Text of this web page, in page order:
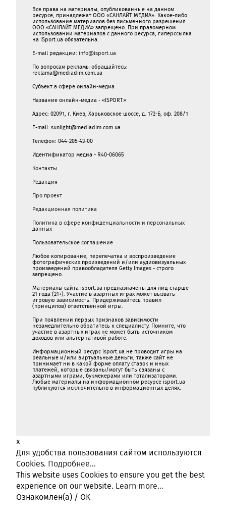
Все права на материалы, опубликованные на данном
ресурсе, принадлежат ООО «САНЛАЙТ МЕДИА». Какое-либо
использование материалов без письменного разрешения
ООО «САНЛАЙТ МЕДИА» запрещено. При правомерном
использовании материалов с данного ресурса, гиперссылка
на iSport.ua обязательна.
E-mail редакции: info@isport.ua
По вопросам рекламы обращайтесь:
reklama@mediadim.com.ua
Субъект в сфере онлайн-медиа
Название онлайн-медиа - «ISPORT»
Адрес: 02091, г. Киев, Харьковское шоссе, д. 172-Б, оф. 208/1
E-mail: sunlight@mediadim.com.ua
Телефон: 044-205-43-00
Идентификатор медиа - R40-06065
Контакты
Редакция
Про проект
Редакционная политика
Политика в сфере конфиденциальности и персональных
данных
Пользовательское соглашение
Любое копирование, перепечатка и воспроизведение
фотографических произведений и/или аудиовизуальных
произведений правообладателя Getty Images - строго
запрещено.
Материалы сайта isport.ua предназначены для лиц старше
21 года (21+). Участие в азартных играх может вызвать
игровую зависимость. Придерживайтесь правил
(принципов) ответственной игры.
При появлении первых признаков зависимости
незамедлительно обратитесь к специалисту. Помните, что
участие в азартных играх не может быть источником
доходов или альтернативой работе.
Информационный ресурс isport.ua не проводит игры на
реальные и/или виртуальные деньги, также сайт не
принимает ни в какой форме oплaту ставок и иных
платежей, которые связаны/могут быть связаны c
азартными игрaми, букмекерами или тотализаторами.
Любые материалы на информационном ресурсе isport.ua
публикуютcя исключительно в информационных целях.
x
Для удобства пользования сайтом используются
Cookies. Подробнее...
This website uses Cookies to ensure you get the best
experience on our website. Learn more...
Ознакомлен(а) / OK